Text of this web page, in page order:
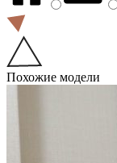
Похожие модели